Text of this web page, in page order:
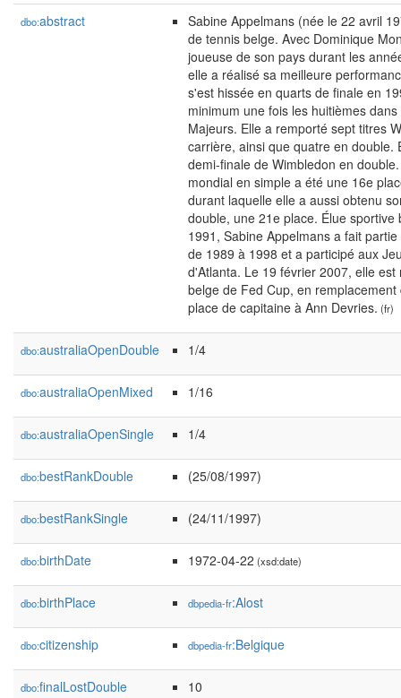
dbo:abstract
Sabine Appelmans (née le 22 avril
de tennis belge. Avec Dominique
joueuse de son pays durant les
elle a réalisé sa meilleure
s'est hissée en quarts de finale en
minimum une fois les huitièmes
Majeurs. Elle a remporté sept titres
carrière, ainsi que quatre en double.
demi-finale de Wimbledon en
mondial en simple a été une 16e
durant laquelle elle a aussi obtenu
double, une 21e place. Élue
1991, Sabine Appelmans a fait
de 1989 à 1998 et a participé aux
d'Atlanta. Le 19 février 2007, elle
belge de Fed Cup, en
place de capitaine à Ann Devries. (fr)
dbo:australiaOpenDouble 1/4
dbo:australiaOpenMixed 1/16
dbo:australiaOpenSingle 1/4
dbo:bestRankDouble (25/08/1997)
dbo:bestRankSingle (24/11/1997)
dbo:birthDate 1972-04-22 (xsd:date)
dbo:birthPlace dbpedia-fr:Alost
dbo:citizenship dbpedia-fr:Belgique
dbo:finalLostDouble 10